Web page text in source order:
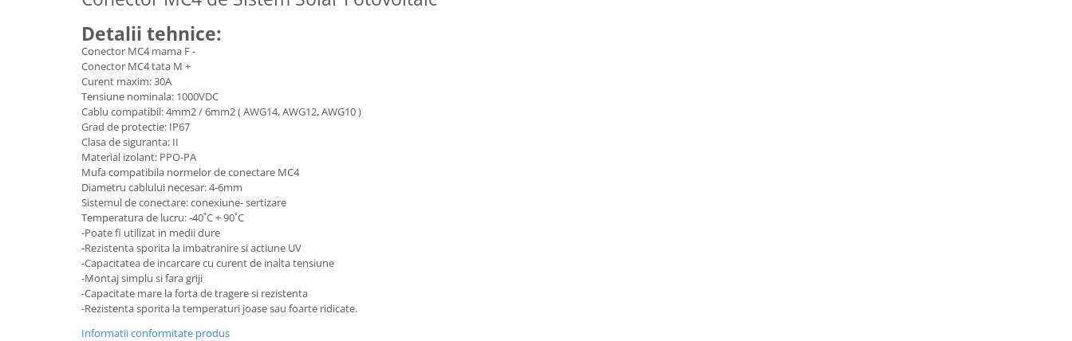
Toate accesoriile la Triciclete
Masini Electrice
Masina Electrica RDB
Masina Electrica Arora
Masina Electrica 25 km/h
Masina Electrica 2 Locuri fara
Scutere Electrice
Cu 3 Roti fara Permis
Detalii tehnice:
Conector MC4 mama F -
Conector MC4 tata M +
Curent maxim: 30A
Tensiune nominala: 1000VDC
Cablu compatibil: 4mm2 / 6mm2 ( AWG14, AWG12, AWG10 )
Grad de protectie: IP67
Clasa de siguranta: II
Material izolant: PPO-PA
Mufa compatibila normelor de conectare MC4
Diametru cablului necesar: 4-6mm
Sistemul de conectare: conexiune- sertizare
Temperatura de lucru: -40˚C + 90˚C
-Poate fi utilizat in medii dure
-Rezistenta sporita la imbatranire si actiune UV
-Capacitatea de incarcare cu curent de inalta tensiune
-Montaj simplu si fara griji
-Capacitate mare la forta de tragere si rezistenta
-Rezistenta sporita la temperaturi joase sau foarte ridicate.
Informatii conformitate produs